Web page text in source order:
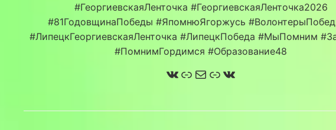
#ГеоргиевскаяЛенточка #ГеоргиевскаяЛенточка2026
#81ГодовщинаПобеды #ЯпомнюЯгоржусь
#ЛипецкГеоргиевскаяЛенточка #ЛипецкПобеда #МыПомним
#ПомнимГордимся #Образование48
ВКонтакте
Ссылка
Почта
Ссылка
ВКонтакте